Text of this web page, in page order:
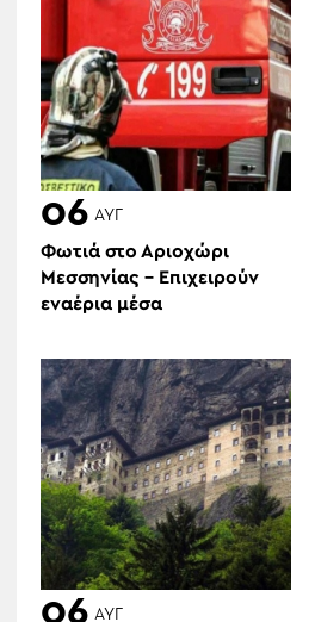
06 ΑΥΓ
Φωτιά στο Αριοχώρι
Μεσσηνίας – Επιχειρούν
εναέρια μέσα
06 ΑΥΓ